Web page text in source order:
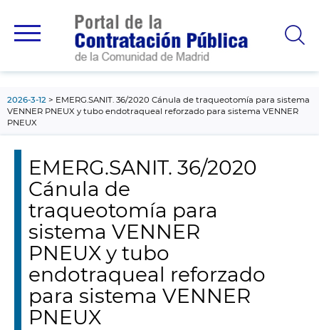
principal
2026-3-12
EMERG.SANIT. 36/2020 Cánula de traqueotomía para sistema
VENNER PNEUX y tubo endotraqueal reforzado para sistema VENNER
PNEUX
EMERG.SANIT. 36/2020
Cánula de
traqueotomía para
sistema VENNER
PNEUX y tubo
endotraqueal reforzado
para sistema VENNER
PNEUX